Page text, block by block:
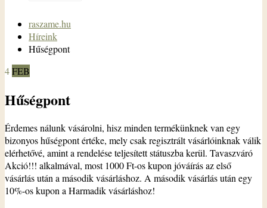
raszame.hu
Híreink
Hűségpont
4FEB
Hűségpont
Érdemes nálunk vásárolni, hisz minden termékünknek van egy
bizonyos hűségpont értéke, mely csak regisztrált vásárlóinknak válik
elérhetővé, amint a rendelése teljesített státuszba kerül. Tavaszváró
Akció!!! alkalmával, most 1000 Ft-os kupon jóváírás az első
vásárlás után a második vásárláshoz. A második vásárlás után egy
10%-os kupon a Harmadik vásárláshoz!